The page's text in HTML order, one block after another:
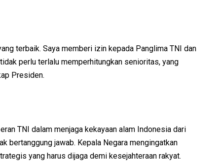
terbaik. Saya memberi izin kepada Panglima TNI dan
perlu terlalu memperhitungkan senioritas, yang
Presiden.
TNI dalam menjaga kekayaan alam Indonesia dari
bertanggung jawab. Kepala Negara mengingatkan
yang harus dijaga demi kesejahteraan rakyat.